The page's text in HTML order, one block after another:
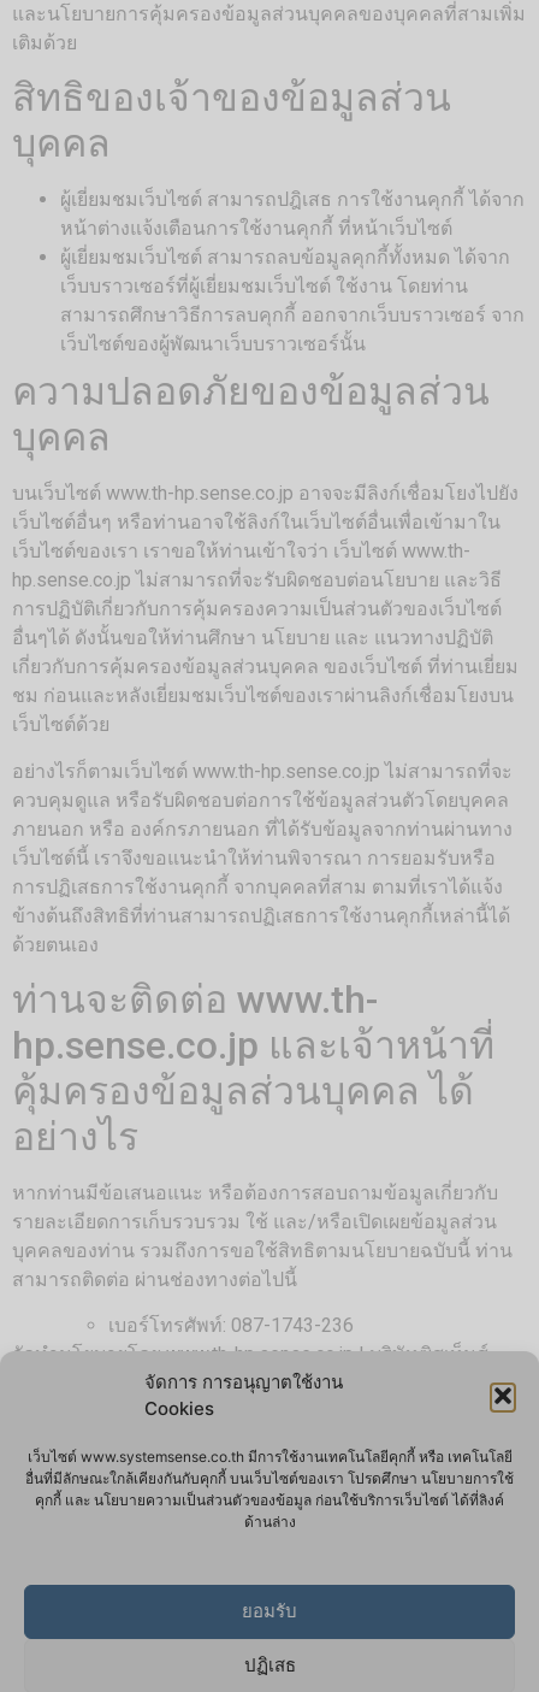
จัดการ การอนุญาตใช้งาน
Cookies
เว็บไซต์ www.systemsense.co.th มีการใช้งานเทคโนโลยีคุกกี้ หรือ เทคโนโลยี
อื่นที่มีลักษณะใกล้เคียงกันกับคุกกี้ บนเว็บไซต์ของเรา โปรดศึกษา นโยบายการใช้
คุกกี้ และ นโยบายความเป็นส่วนตัวของข้อมูล ก่อนใช้บริการเว็บไซต์ ได้ที่ลิงค์
ด้านล่าง
ยอมรับ
ปฏิเสธ
และนโยบายการคุ้มครองข้อมูลส่วนบุคคลของบุคคลที่สามเพิ่ม
เติมด้วย
สิทธิของเจ้าของข้อมูลส่วน
บุคคล
ผู้เยี่ยมชมเว็บไซต์ สามารถปฎิเสธ การใช้งานคุกกี้ ได้จาก
หน้าต่างแจ้งเตือนการใช้งานคุกกี้ ที่หน้าเว็บไซต์
ผู้เยี่ยมชมเว็บไซต์ สามารถลบข้อมูลคุกกี้ทั้งหมด ได้จาก
เว็บบราวเซอร์ที่ผู้เยี่ยมชมเว็บไซต์ ใช้งาน โดยท่าน
สามารถศึกษาวิธีการลบคุกกี้ ออกจากเว็บบราวเซอร์ จาก
เว็บไซต์ของผู้พัฒนาเว็บบราวเซอร์นั้น
ความปลอดภัยของข้อมูลส่วน
บุคคล
บนเว็บไซต์ www.th-hp.sense.co.jp อาจจะมีลิงก์เชื่อมโยงไปยัง
เว็บไซต์อื่นๆ หรือท่านอาจใช้ลิงก์ในเว็บไซต์อื่นเพื่อเข้ามาใน
เว็บไซต์ของเรา เราขอให้ท่านเข้าใจว่า เว็บไซต์ www.th-
hp.sense.co.jp ไม่สามารถที่จะรับผิดชอบต่อนโยบาย และวิธี
การปฏิบัติเกี่ยวกับการคุ้มครองความเป็นส่วนตัวของเว็บไซต์
อื่นๆได้ ดังนั้นขอให้ท่านศึกษา นโยบาย และ แนวทางปฏิบัติ
เกี่ยวกับการคุ้มครองข้อมูลส่วนบุคคล ของเว็บไซต์ ที่ท่านเยี่ยม
ชม ก่อนและหลังเยี่ยมชมเว็บไซต์ของเราผ่านลิงก์เชื่อมโยงบน
เว็บไซต์ด้วย
อย่างไรก็ตามเว็บไซต์ www.th-hp.sense.co.jp ไม่สามารถที่จะ
ควบคุมดูแล หรือรับผิดชอบต่อการใช้ข้อมูลส่วนตัวโดยบุคคล
ภายนอก หรือ องค์กรภายนอก ที่ได้รับข้อมูลจากท่านผ่านทาง
เว็บไซต์นี้ เราจึงขอแนะนำให้ท่านพิจารณา การยอมรับหรือ
การปฏิเสธการใช้งานคุกกี้ จากบุคคลที่สาม ตามที่เราได้แจ้ง
ข้างต้นถึงสิทธิที่ท่านสามารถปฏิเสธการใช้งานคุกกี้เหล่านี้ได้
ด้วยตนเอง
ท่านจะติดต่อ www.th-
hp.sense.co.jp และเจ้าหน้าที่
คุ้มครองข้อมูลส่วนบุคคล ได้
อย่างไร
หากท่านมีข้อเสนอแนะ หรือต้องการสอบถามข้อมูลเกี่ยวกับ
รายละเอียดการเก็บรวบรวม ใช้ และ/หรือเปิดเผยข้อมูลส่วน
บุคคลของท่าน รวมถึงการขอใช้สิทธิตามนโยบายฉบับนี้ ท่าน
สามารถติดต่อ ผ่านช่องทางต่อไปนี้
เบอร์โทรศัพท์: 087-1743-236
จัดทำนโยบายโดย www.th-hp.sense.co.jp | บริษัทซิสเท็มส์
เซนส์ (ไทยเเลนด์) จำกัด (www.th-hp.sense.co.jp)
System Sense